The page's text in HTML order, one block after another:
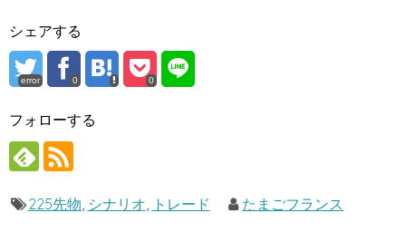
シェアする
error 0 0
フォローする
225先物 シナリオ トレード たまごフランス